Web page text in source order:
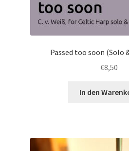
Passed too soon (Solo
€8,50
In den